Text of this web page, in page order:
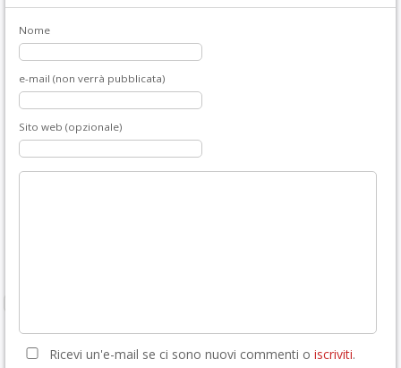
Nome
e-mail (non verrà pubblicata)
Sito web (opzionale)
Ricevi un'e-mail se ci sono nuovi commenti o iscriviti.